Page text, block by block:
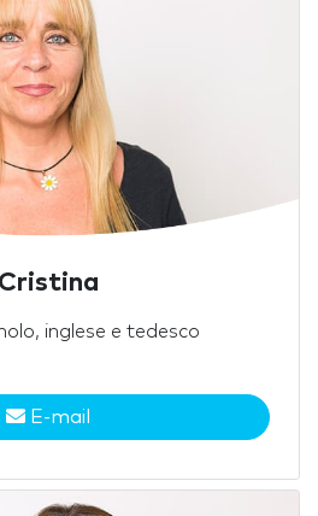
Cristina
inglese e tedesco
E-mail